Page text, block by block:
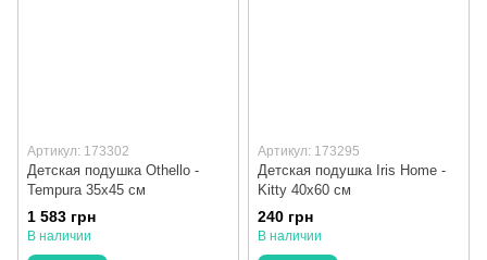
Артикул: 173302
Детская подушка Othello -
Tempura 35х45 см
1 583 грн
В наличии
Артикул: 173295
Детская подушка Iris Home -
Kitty 40х60 см
240 грн
В наличии